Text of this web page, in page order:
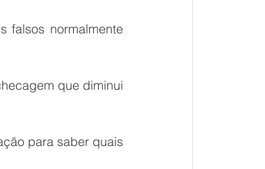
falsos normalmente
que diminui
para saber quais